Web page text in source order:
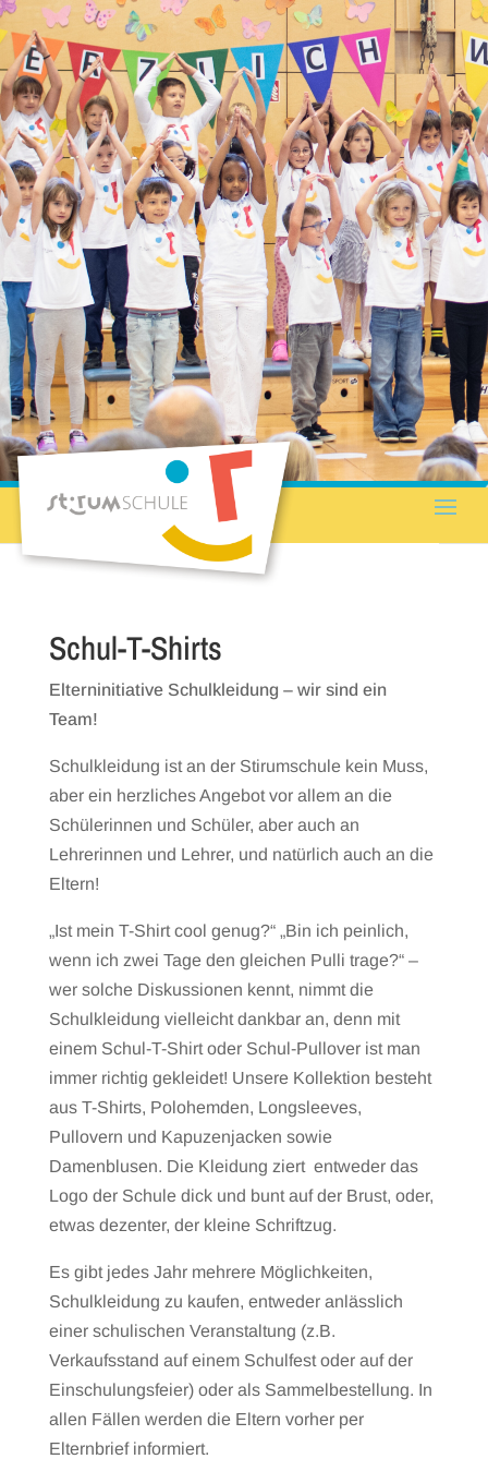
Schul-T-Shirts
Elterninitiative Schulkleidung – wir sind ein
Team!
Schulkleidung ist an der Stirumschule kein Muss,
aber ein herzliches Angebot vor allem an die
Schülerinnen und Schüler, aber auch an
Lehrerinnen und Lehrer, und natürlich auch an die
Eltern!
„Ist mein T-Shirt cool genug?“ „Bin ich peinlich,
wenn ich zwei Tage den gleichen Pulli trage?“ –
wer solche Diskussionen kennt, nimmt die
Schulkleidung vielleicht dankbar an, denn mit
einem Schul-T-Shirt oder Schul-Pullover ist man
immer richtig gekleidet! Unsere Kollektion besteht
aus T-Shirts, Polohemden, Longsleeves,
Pullovern und Kapuzenjacken sowie
Damenblusen. Die Kleidung ziert entweder das
Logo der Schule dick und bunt auf der Brust, oder,
etwas dezenter, der kleine Schriftzug.
Es gibt jedes Jahr mehrere Möglichkeiten,
Schulkleidung zu kaufen, entweder anlässlich
einer schulischen Veranstaltung (z.B.
Verkaufsstand auf einem Schulfest oder auf der
Einschulungsfeier) oder als Sammelbestellung. In
allen Fällen werden die Eltern vorher per
Elternbrief informiert.